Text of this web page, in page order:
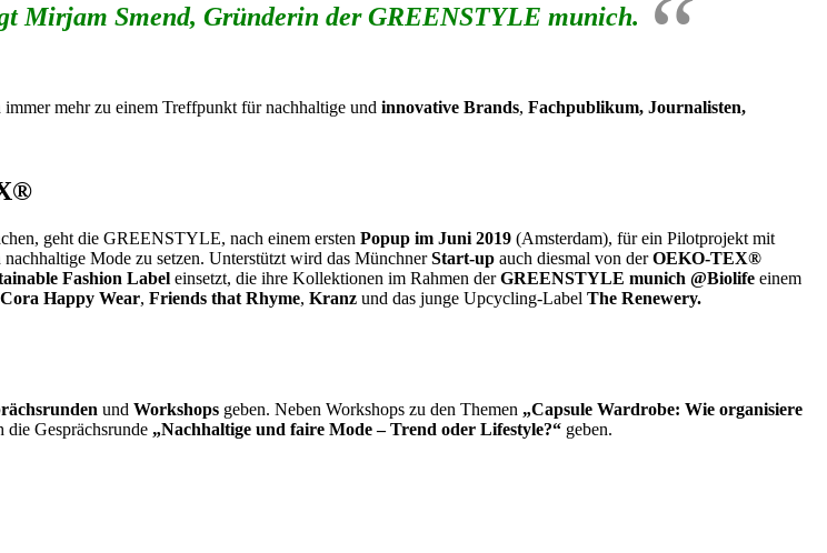
Mirjam Smend, Gründerin der GREENSTYLE munich.
mehr zu einem Treffpunkt für nachhaltige und innovative Brands, Fachpublikum, Journalisten,
geht die GREENSTYLE, nach einem ersten Popup im Juni 2019 (Amsterdam), für ein Pilotprojekt mit
Mode zu setzen. Unterstützt wird das MünchnerStart-up auch diesmal von derOEKO-TEX®
Fashion Label einsetzt, die ihre Kollektionen im Rahmen derGREENSTYLE munich @Biolife einem
Cora Happy Wear, Friends that Rhyme, Kranz und das junge Upcycling-Label The Renewery.
und Workshops geben. Neben Workshops zu den Themen „Capsule Wardrobe: Wie organisiere
die Gesprächsrunde „Nachhaltige und faire Mode – Trend oder Lifestyle?“ geben.